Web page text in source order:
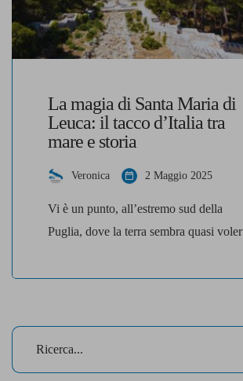
La magia di Santa Maria di
Leuca: il tacco d’Italia tra
mare e storia
Veronica 2 Maggio 2025
Vi è un punto, all’estremo sud della
Puglia, dove la terra sembra quasi voler
Si tratta di Santa Maria di Leuca, dove
infinito. Un luogo carico di simboli,